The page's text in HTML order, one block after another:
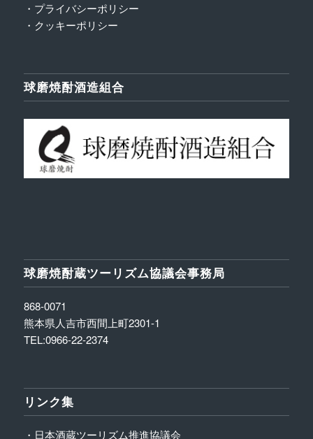
・プライバシーポリシー
・クッキーポリシー
球磨焼酎酒造組合
球磨焼酎蔵ツーリズム協議会事務局
868-0071
熊本県人吉市西間上町2301-1
TEL:0966-22-2374
リンク集
・日本酒蔵ツーリズム推進協議会